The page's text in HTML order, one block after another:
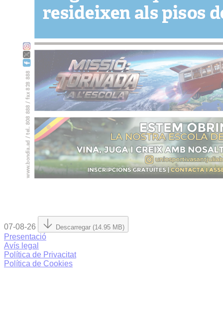
07-08-26 Descarregar (14.95 MB)
Presentació
Avís legal
Política de Privacitat
Política de Cookies